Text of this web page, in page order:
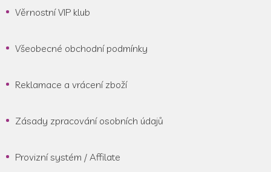
Věrnostní VIP klub
Všeobecné obchodní podmínky
Reklamace a vrácení zboží
Zásady zpracování osobních údajů
Provizní systém / Affilate